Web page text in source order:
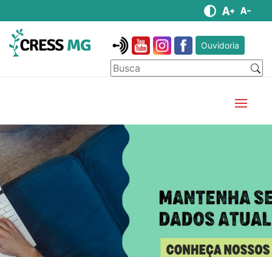
Ouvidoria